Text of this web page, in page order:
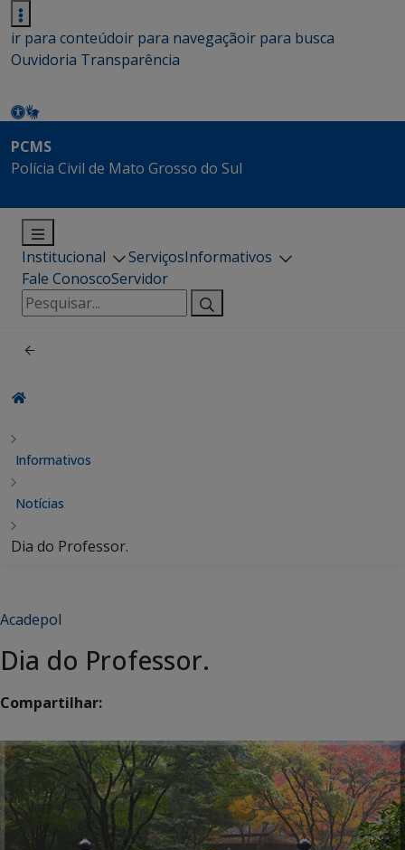
ir para conteúdoir para navegaçãoir para busca
Ouvidoria Transparência
PCMS
Polícia Civil de Mato Grosso do Sul
Institucional ServiçosInformativos
Fale ConoscoServidor
Pesquisar
por:
Informativos
Notícias
Dia do Professor.
Acadepol
Dia do Professor.
Compartilhar: